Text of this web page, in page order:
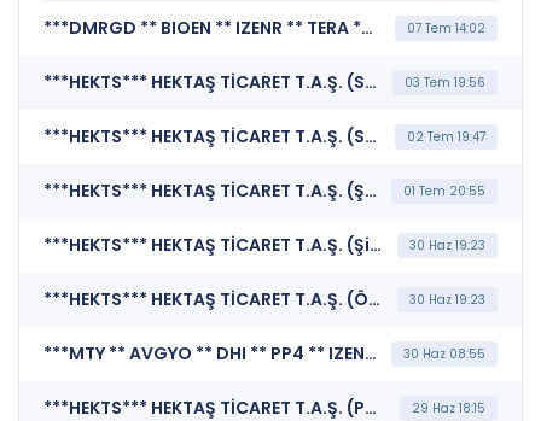
***DMRGD ** BIOEN ** IZENR ** TERA ** A1CAP ** HEKTS ** BORLS ** GMTAS ** BALSU*** BORSA İSTANBUL A.Ş. (Endekslerde Kullanılan Fiili Dolaşımdaki Pay Oranı Değişiklikleri) 07 Tem 14:02
***HEKTS*** HEKTAŞ TİCARET T.A.Ş. (Sermaye Artırımı - Azaltımı İşlemlerine İlişkin Bildirim) 03 Tem 19:56
***HEKTS*** HEKTAŞ TİCARET T.A.Ş. (Sermaye Artırımı - Azaltımı İşlemlerine İlişkin Bildirim) 02 Tem 19:47
***HEKTS*** HEKTAŞ TİCARET T.A.Ş. (Şirket Genel Bilgi Formu) 01 Tem 20:55
***HEKTS*** HEKTAŞ TİCARET T.A.Ş. (Şirket Genel Bilgi Formu) 30 Haz 19:23
***HEKTS*** HEKTAŞ TİCARET T.A.Ş. (Özel Durum Açıklaması (Genel)) 30 Haz 19:23
***MTY ** AVGYO ** DHI ** PP4 ** IZENR ** HEKTS ** KTLEV ** HKTM ** PKZ*** KAMUYU AYDINLATMA PLATFORMU (Kamuyu Aydınlatma Platformu Duyurusu) 30 Haz 08:55
***HEKTS*** HEKTAŞ TİCARET T.A.Ş. (Pay Alım Satım Bildirimi) 29 Haz 18:15